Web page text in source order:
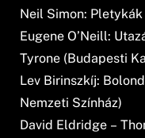
Neil Simon: Pletykák
Eugene O’Neill:
Tyrone (Budapesti
Lev Birinszkíj:
Nemzeti Színház)
David Eldridge –